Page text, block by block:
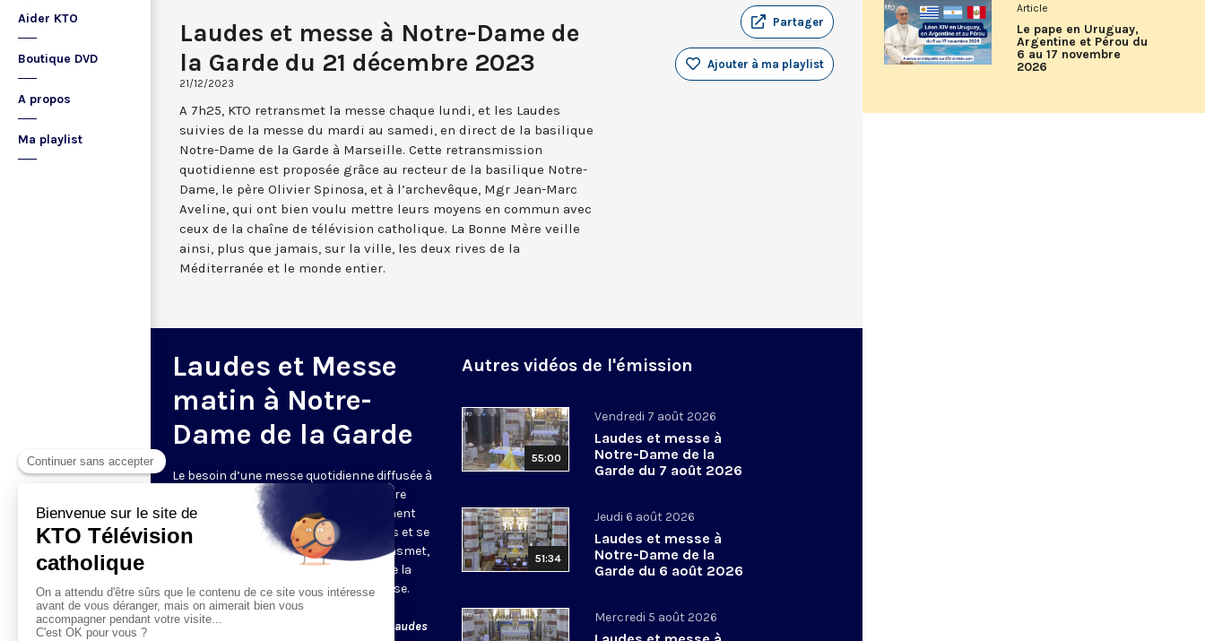
Aider KTO
Boutique DVD
A propos
Ma playlist
Laudes et messe à Notre-Dame de
la Garde du 21 décembre 2023
21/12/2023
Partager
Ajouter à ma playlist
A 7h25, KTO retransmet la messe chaque lundi, et les Laudes
suivies de la messe du mardi au samedi, en direct de la basilique
Notre-Dame de la Garde à Marseille. Cette retransmission
quotidienne est proposée grâce au recteur de la basilique Notre-
Dame, le père Olivier Spinosa, et à l’archevêque, Mgr Jean-Marc
Aveline, qui ont bien voulu mettre leurs moyens en commun avec
ceux de la chaîne de télévision catholique. La Bonne Mère veille
ainsi, plus que jamais, sur la ville, les deux rives de la
Méditerranée et le monde entier.
Laudes et Messe
matin à Notre-
Dame de la Garde
Le besoin d’une messe quotidienne diffusée à
la télévision a été exprimé d’une manière
encore plus forte pendant le confinement
dans de nombreux pays francophones et se
maintient depuis la reprise. KTO retransmet,
en direct de la basilique Notre-Dame de la
Garde, à Marseille, les laudes et la messe.
Le lundi à 7h25, la messe
Du mardi au samedi à 7h25, messe avec laudes
Autres vidéos de l'émission
55:00
Vendredi 7 août 2026
Laudes et messe à
Notre-Dame de la
Garde du 7 août 2026
51:34
Jeudi 6 août 2026
Laudes et messe à
Notre-Dame de la
Garde du 6 août 2026
Mercredi 5 août 2026
Article
Le pape en Uruguay,
Argentine et Pérou du
6 au 17 novembre
2026